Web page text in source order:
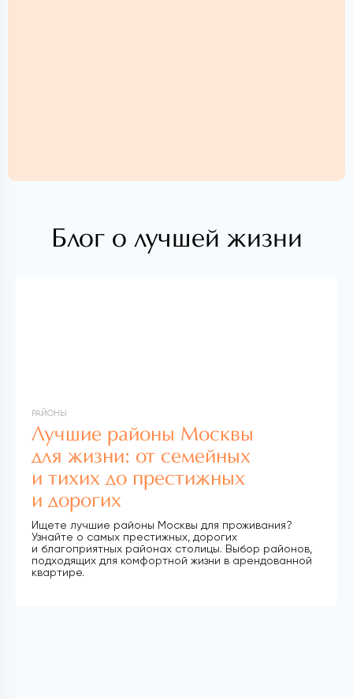
Блог о лучшей жизни
РАЙОНЫ
Лучшие районы Москвы
для жизни: от семейных
и тихих до престижных
и дорогих
Ищете лучшие районы Москвы для проживания?
Узнайте о самых престижных, дорогих
и благоприятных районах столицы. Выбор районов,
подходящих для комфортной жизни в арендованной
квартире.